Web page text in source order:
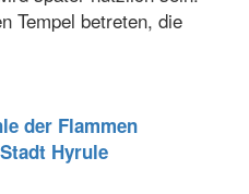
Tempel betreten, die
der Flammen
Hyrule